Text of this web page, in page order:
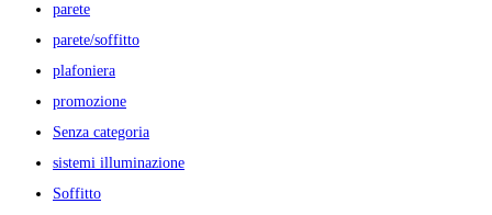
parete
parete/soffitto
plafoniera
promozione
Senza categoria
sistemi illuminazione
Soffitto